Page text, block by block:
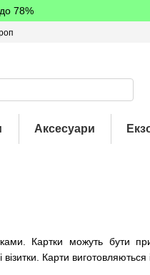
78%
Аксесуари
Картки можуть бути
Карти виготовляються